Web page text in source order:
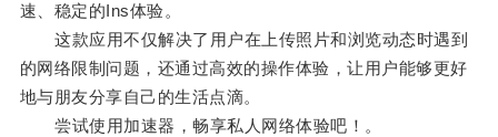
速、稳定的Ins体验。
这款应用不仅解决了用户在上传照片和浏览动态时遇到
的网络限制问题，还通过高效的操作体验，让用户能够更好
地与朋友分享自己的生活点滴。
尝试使用加速器，畅享私人网络体验吧！。